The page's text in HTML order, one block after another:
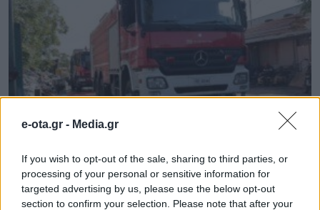
e-ota.gr - Media.gr
If you wish to opt-out of the sale, sharing to third parties, or
processing of your personal or sensitive information for
targeted advertising by us, please use the below opt-out
section to confirm your selection. Please note that after your
Σε κατάσταση κινητοποίησης Red Code και
σήμερα η χώρα
09.08.2026 - 08.46